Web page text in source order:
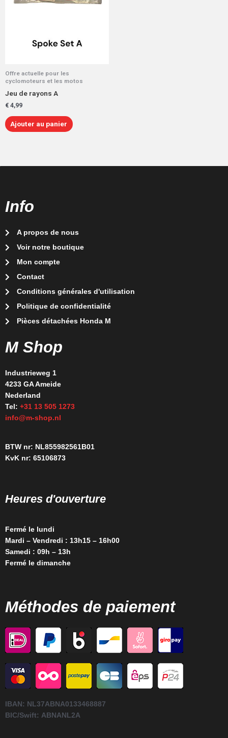
Offre actuelle pour les
cyclomoteurs et les motos
Jeu de rayons A
€ 4,99
Ajouter au panier
Info
A propos de nous
Voir notre boutique
Mon compte
Contact
Conditions générales d'utilisation
Politique de confidentialité
Pièces détachées Honda M
M Shop
Industrieweg 1
4233 GA Ameide
Nederland
Tel: +31 13 505 1273
info@m-shop.nl
BTW nr: NL855982561B01
KvK nr: 65106873
Heures d'ouverture
Fermé le lundi
Mardi – Vendredi : 13h15 – 16h00
Samedi : 09h – 13h
Fermé le dimanche
Méthodes de paiement
IBAN: NL37ABNA0133468887
BIC/Swift: ABNANL2A